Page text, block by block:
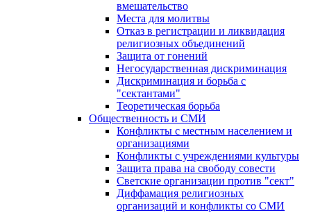
вмешательство
Места для молитвы
Отказ в регистрации и ликвидация
религиозных объединений
Защита от гонений
Негосударственная дискриминация
Дискриминация и борьба с
"сектантами"
Теоретическая борьба
Общественность и СМИ
Конфликты с местным населением и
организациями
Конфликты с учреждениями культуры
Защита права на свободу совести
Светские организации против "сект"
Диффамация религиозных
организаций и конфликты со СМИ